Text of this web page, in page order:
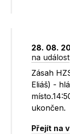
28. 08.
na událost
Zásah
Eliáš) -
ukončen.
Přejít na